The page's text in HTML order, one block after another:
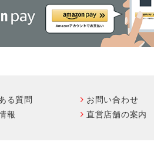
る質問
お問い合わせ
報 直営店舗の案内